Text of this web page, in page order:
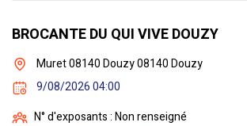
BROCANTE DU QUI VIVE DOUZY
Muret 08140 Douzy 08140 Douzy
9/08/2026 04:00
N° d'exposants : Non renseigné